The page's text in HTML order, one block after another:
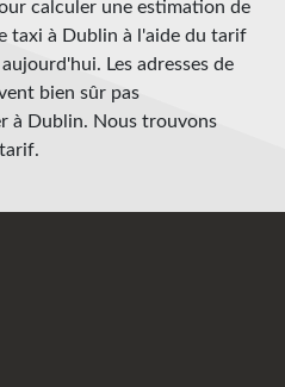
calculer une estimation de
taxi à Dublin à l'aide du tarif
Les adresses de
bien sûr pas
à Dublin. Nous trouvons